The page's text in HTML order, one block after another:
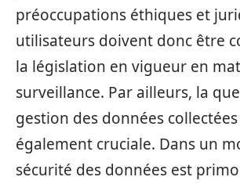
préoccupations éthiques et
utilisateurs doivent donc être
la législation en vigueur en
surveillance. Par ailleurs, la
gestion des données
également cruciale. Dans un
sécurité des données est